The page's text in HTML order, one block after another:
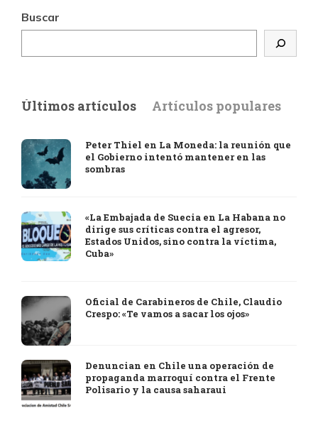
Buscar
Últimos artículos Artículos populares
Peter Thiel en La Moneda: la reunión que
el Gobierno intentó mantener en las
sombras
«La Embajada de Suecia en La Habana no
dirige sus críticas contra el agresor,
Estados Unidos, sino contra la víctima,
Cuba»
Oficial de Carabineros de Chile, Claudio
Crespo: «Te vamos a sacar los ojos»
Denuncian en Chile una operación de
propaganda marroquí contra el Frente
Polisario y la causa saharaui